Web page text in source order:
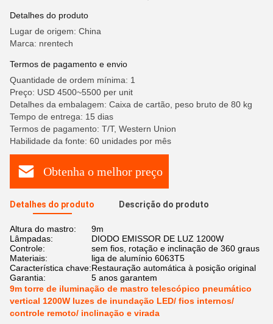
Detalhes do produto
Lugar de origem: China
Marca: nrentech
Termos de pagamento e envio
Quantidade de ordem mínima: 1
Preço: USD 4500~5500 per unit
Detalhes da embalagem: Caixa de cartão, peso bruto de 80 kg
Tempo de entrega: 15 dias
Termos de pagamento: T/T, Western Union
Habilidade da fonte: 60 unidades por mês
Obtenha o melhor preço
Detalhes do produto Descrição do produto
Altura do mastro:
9m
Lâmpadas:
DIODO EMISSOR DE LUZ 1200W
Controle:
sem fios, rotação e inclinação de 360 graus
Materiais:
liga de alumínio 6063T5
Característica chave:Restauração automática à posição original
Garantia:
5 anos garantem
9m torre de iluminação de mastro telescópico pneumático
vertical 1200W luzes de inundação LED/ fios internos/
controle remoto/ inclinação e virada